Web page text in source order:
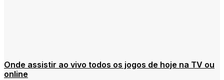
Onde assistir ao vivo todos os jogos de hoje na TV ou
online